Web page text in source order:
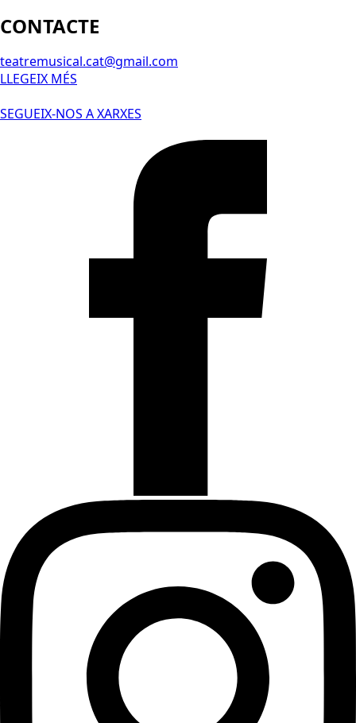
CONTACTE
teatremusical.cat@gmail.com
LLEGEIX MÉS
SEGUEIX-NOS A XARXES